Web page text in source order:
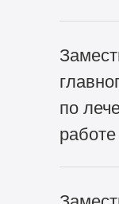
по
работе